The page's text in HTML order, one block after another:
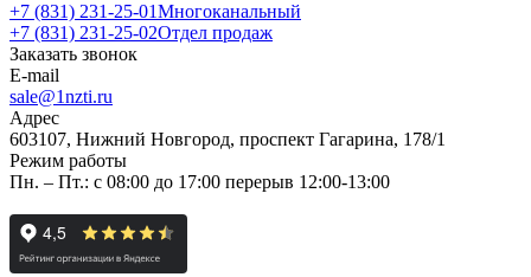
+7 (831) 231-25-01Многоканальный
+7 (831) 231-25-02Отдел продаж
Заказать звонок
E-mail
sale@1nzti.ru
Адрес
603107, Нижний Новгород, проспект Гагарина, 178/1
Режим работы
Пн. – Пт.: с 08:00 до 17:00 перерыв 12:00-13:00